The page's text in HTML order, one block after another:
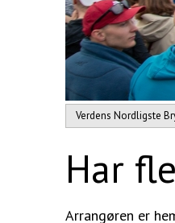
Verdens Nordligste
Har
Arrangøren er